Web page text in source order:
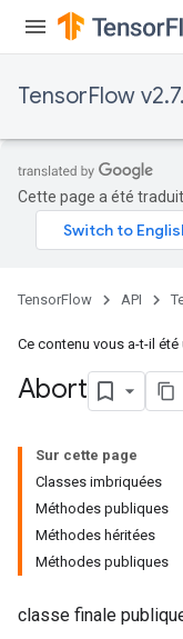
TensorFlow
Cette page a été
TensorFlow API
Ce contenu vous a-t-il été
Abort
Sur cette page
Classes imbriquées
Méthodes publiques
Méthodes héritées
Méthodes publiques
classe finale